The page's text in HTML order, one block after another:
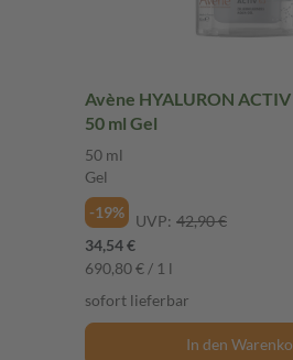
Avène HYALURON
50 ml Gel
50 ml
Gel
-19%
UVP: 42,90 €
34,54 €
690,80 € / 1 l
sofort lieferbar
In den